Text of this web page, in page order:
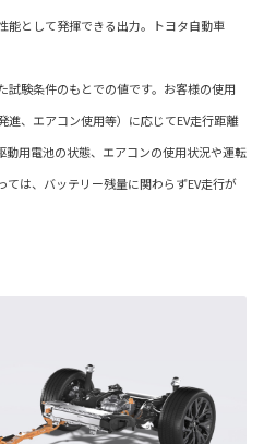
能として発揮できる出力。トヨタ自動車
験条件のもとでの値です。お客様の使用
、エアコン使用等）に応じてEV走行距離
用電池の状態、エアコンの使用状況や運転
は、バッテリー残量に関わらずEV走行が